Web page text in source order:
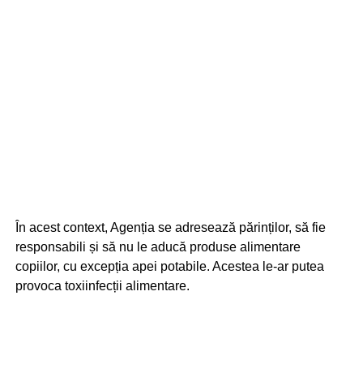
În acest context, Agenția se adresează părinților, să fie
responsabili și să nu le aducă produse alimentare
copiilor, cu excepția apei potabile. Acestea le-ar putea
provoca toxiinfecții alimentare.